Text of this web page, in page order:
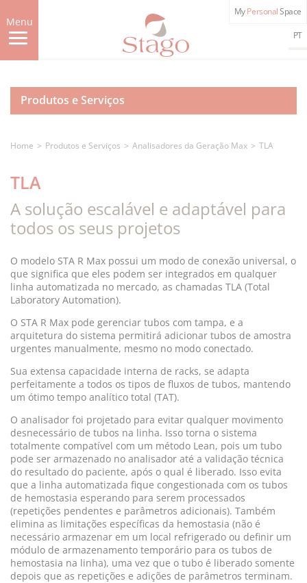
to
main
content
Menu
MyPersonalSpace
PT
Produtos e Serviços
Home Produtos e Serviços Analisadores da Geração Max TLA
TLA
A solução escalável e adaptável para
todos os seus projetos
O modelo STA R Max possui um modo de conexão universal, o
que significa que eles podem ser integrados em qualquer
linha automatizada no mercado, as chamadas TLA (Total
Laboratory Automation).
O STA R Max pode gerenciar tubos com tampa, e a
arquitetura do sistema permitirá adicionar tubos de amostra
urgentes manualmente, mesmo no modo conectado.
Sua extensa capacidade interna de racks, se adapta
perfeitamente a todos os tipos de fluxos de tubos, mantendo
um ótimo tempo analítico total (TAT).
O analisador foi projetado para evitar qualquer movimento
desnecessário de tubos na linha. Isso torna o sistema
totalmente compatível com um método Lean, pois um tubo
pode ser armazenado no analisador até a validação técnica
do resultado do paciente, após o qual é liberado. Isso evita
que a linha automatizada fique congestionada com os tubos
de hemostasia esperando para serem processados
(repetições pendentes e parâmetros adicionais). Também
elimina as limitações específicas da hemostasia (não é
necessário armazenar em um local refrigerado ou definir um
módulo de armazenamento temporário para os tubos de
hemostasia na linha), uma vez que o tubo é liberado somente
depois que as repetições e adições de parâmetros terminam.